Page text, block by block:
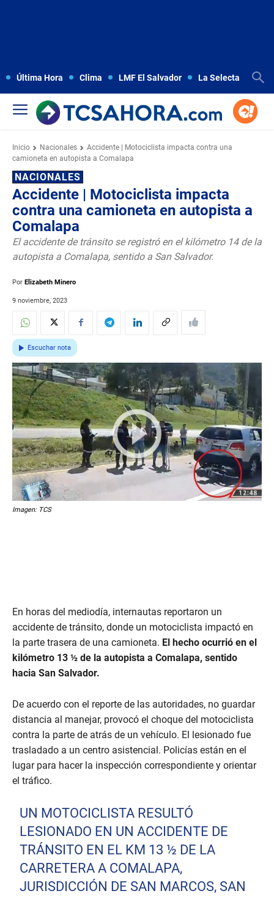
Última Hora Clima LMF El Salvador La Selecta
Inicio Nacionales
Accidente | Motociclista impacta contra una
camioneta en autopista a Comalapa
NACIONALES
Accidente | Motociclista impacta
contra una camioneta en autopista a
Comalapa
El accidente de tránsito se registró en el kilómetro 14 de la
autopista a Comalapa, sentido a San Salvador.
Por Elizabeth Minero
9 noviembre, 2023
Escuchar nota
Imagen: TCS
En horas del mediodía, internautas reportaron un
accidente de tránsito, donde un motociclista impactó en
la parte trasera de una camioneta. El hecho ocurrió en el
kilómetro 13 ½ de la autopista a Comalapa, sentido
hacia San Salvador.
De acuerdo con el reporte de las autoridades, no guardar
distancia al manejar, provocó el choque del motociclista
contra la parte de atrás de un vehículo. El lesionado fue
trasladado a un centro asistencial. Policías están en el
lugar para hacer la inspección correspondiente y orientar
el tráfico.
UN MOTOCICLISTA RESULTÓ
LESIONADO EN UN ACCIDENTE DE
TRÁNSITO EN EL KM 13 ½ DE LA
CARRETERA A COMALAPA,
JURISDICCIÓN DE SAN MARCOS, SAN